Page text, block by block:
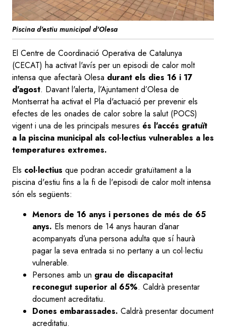
Piscina d'estiu municipal d'Olesa
El Centre de Coordinació Operativa de Catalunya
(CECAT) ha activat l'avís per un episodi de calor molt
intensa que afectarà Olesa durant els dies 16 i 17
d'agost. Davant l'alerta, l’Ajuntament d’Olesa de
Montserrat ha activat el Pla d'actuació per prevenir els
efectes de les onades de calor sobre la salut (POCS)
vigent i una de les principals mesures és l'accés gratuït
a la piscina municipal als col·lectius vulnerables a les
temperatures extremes.
Els col·lectius que podran accedir gratuïtament a la
piscina d'estiu fins a la fi de l'episodi de calor molt intensa
són els següents:
Menors de 16 anys i persones de més de 65
anys. Els menors de 14 anys hauran d’anar
acompanyats d’una persona adulta que sí haurà
pagar la seva entrada si no pertany a un col·lectiu
vulnerable.
Persones amb un grau de discapacitat
reconegut superior al 65%. Caldrà presentar
document acreditatiu.
Dones embarassades. Caldrà presentar document
acreditatiu.